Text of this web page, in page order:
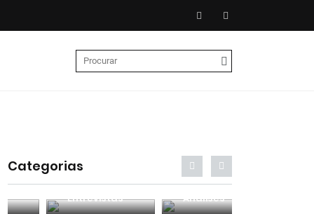
Categorias
Entrevistas Análises